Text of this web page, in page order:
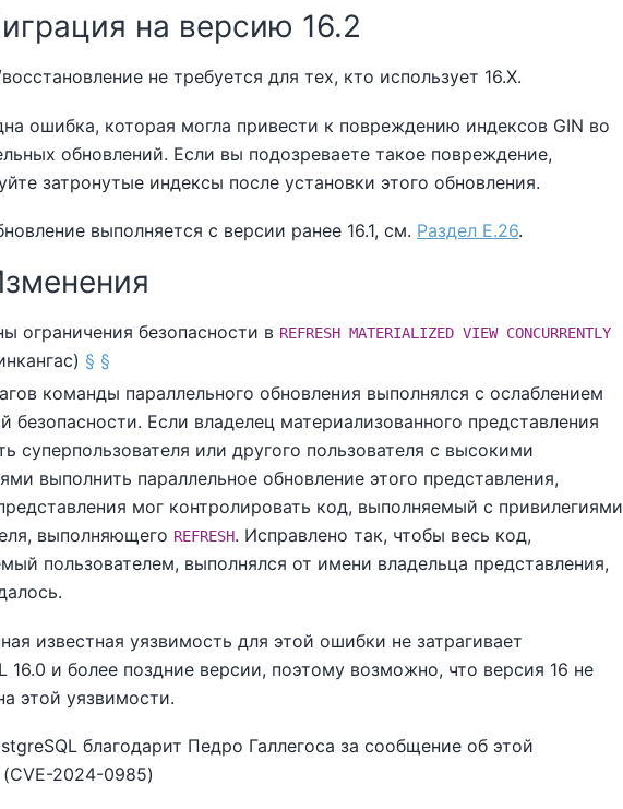
на версию 16.2
не требуется для тех, кто использует 16.X.
ошибка, которая могла привести к повреждению индексов GIN во
обновлений. Если вы подозреваете такое повреждение,
затронутые индексы после установки этого обновления.
выполняется с версии ранее 16.1, см. Раздел E.26.
ограничения безопасности в REFRESH MATERIALIZED VIEW CONCURRENTLY
§ §
команды параллельного обновления выполнялся с ослаблением
безопасности. Если владелец материализованного представления
суперпользователя или другого пользователя с высокими
выполнить параллельное обновление этого представления,
мог контролировать код, выполняемый с привилегиями
выполняющего REFRESH. Исправлено так, чтобы весь код,
пользователем, выполнялся от имени владельца представления,
известная уязвимость для этой ошибки не затрагивает
16.0 и более поздние версии, поэтому возможно, что версия 16 не
этой уязвимости.
благодарит Педро Галлегоса за сообщение об этой
2024-0985)